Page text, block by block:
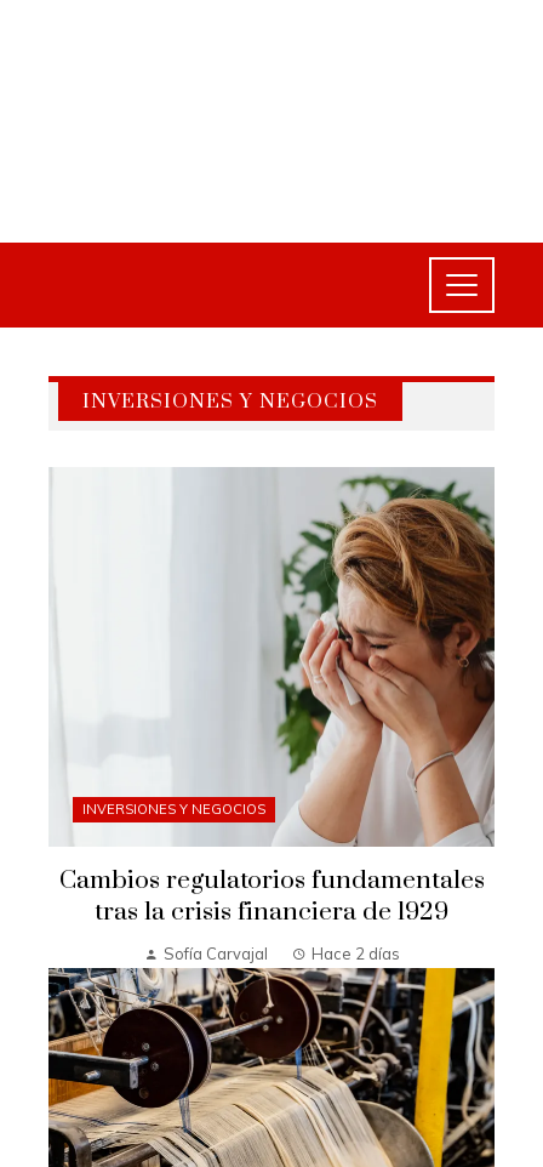
INVERSIONES Y NEGOCIOS
INVERSIONES Y NEGOCIOS
Cambios regulatorios fundamentales
tras la crisis financiera de 1929
Sofía Carvajal Hace 2 días